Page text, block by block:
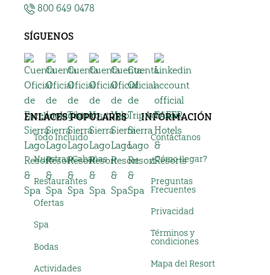
800 649 0478
SÍGUENOS
ENLACES POPULARES
Todo Incluido
Nuestras Cabañas
Restaurantes
Ofertas
Spa
Bodas
Actividades
INFORMACIÓN
Contáctanos
¿Cómo llegar?
Preguntas
Frecuentes
Privacidad
Términos y
condiciones
Mapa del Resort